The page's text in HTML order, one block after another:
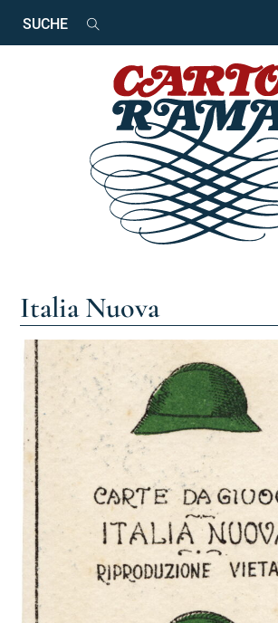
Suchbegriffe
Italia Nuova